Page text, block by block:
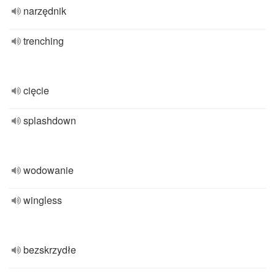
narzędnik
trenching
cięcie
splashdown
wodowanie
wingless
bezskrzydłe